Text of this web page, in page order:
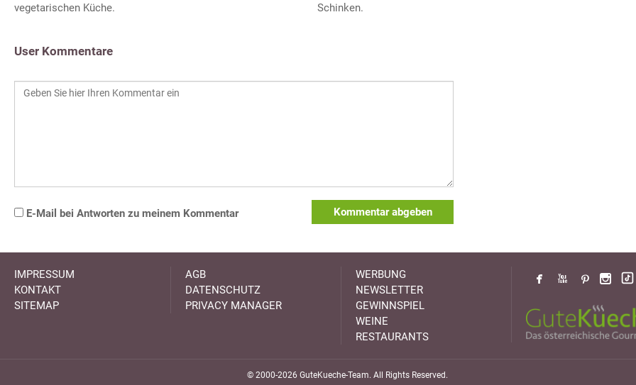
vegetarischen Küche.
Schinken.
User Kommentare
E-Mail bei Antworten zu meinem Kommentar Kommentar abgeben
IMPRESSUM
KONTAKT
SITEMAP
AGB
DATENSCHUTZ
PRIVACY MANAGER
WERBUNG
NEWSLETTER
GEWINNSPIEL
WEINE
RESTAURANTS
© 2000-2026 GuteKueche-Team. All Rights Reserved.